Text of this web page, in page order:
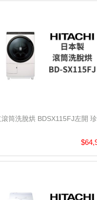
滾筒洗脫烘 BDSX115FJ左開